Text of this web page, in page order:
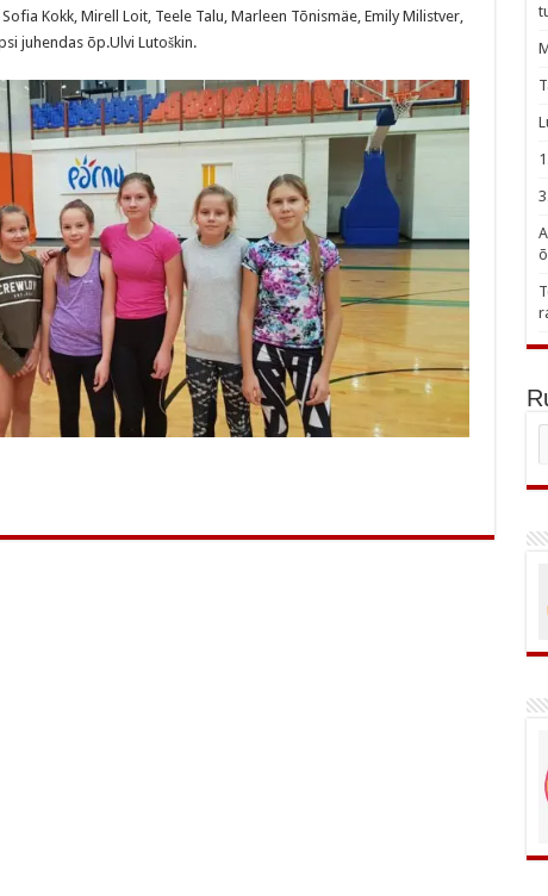
Kokk, Mirell Loit, Teele Talu, Marleen Tõnismäe, Emily Milistver,
juhendas õp.Ulvi Lutoškin.